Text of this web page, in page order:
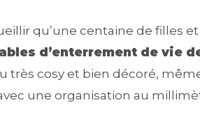
qu’une centaine de filles
d’enterrement de vie
cosy et bien décoré,
une organisation au